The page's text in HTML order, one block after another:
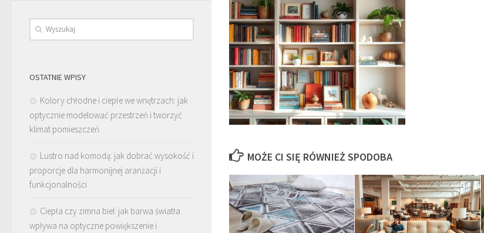
MOŻE CI SIĘ RÓWNIEŻ SPODOBA
OSTATNIE WPISY
Kolory chłodne i ciepłe we wnętrzach: jak
optycznie modelować przestrzeń i tworzyć
klimat pomieszczeń
Lustro nad komodą: jak dobrać wysokość i
proporcje dla harmonijnej aranżacji i
funkcjonalności
Ciepła czy zimna biel: jak barwa światła
wpływa na optyczne powiększenie i